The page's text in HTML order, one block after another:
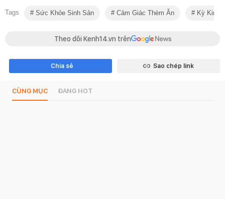
Tags Sức Khỏe Sinh Sản Cảm Giác Thèm Ăn Kỳ Kinh
Theo dõi Kenh14.vn trên
Chia sẻ Sao chép link
CÙNG MỤC ĐANG HOT